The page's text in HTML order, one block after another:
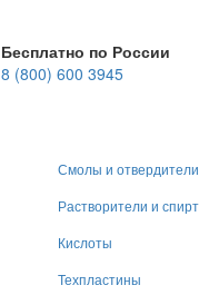
Бесплатно по России
8 (800) 600 3945
Смолы и отвердители
Растворители и
Кислоты
Техпластины